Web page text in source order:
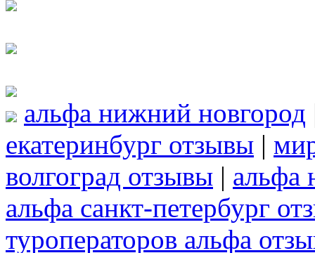
альфа нижний новгород
екатеринбург отзывы |
волгоград отзывы | альфа
альфа санкт-петербург
туроператоров альфа